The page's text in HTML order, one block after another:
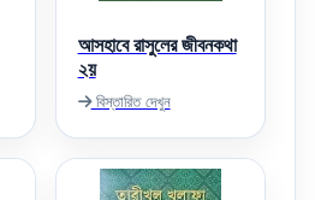
আসহাবে রাসুলের জীবনকথা
২য়
বিস্তারিত দেখুন